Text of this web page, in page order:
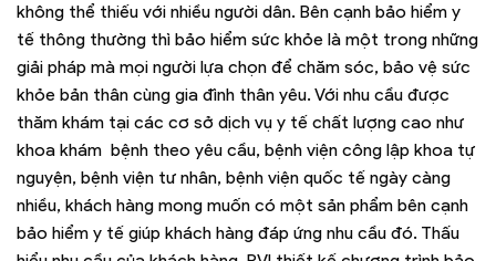
không thể thiếu với nhiều người dân. Bên cạnh bảo hiểm y
tế thông thường thì bảo hiểm sức khỏe là một trong những
giải pháp mà mọi người lựa chọn để chăm sóc, bảo vệ sức
khỏe bản thân cùng gia đình thân yêu. Với nhu cầu được
thăm khám tại các cơ sở dịch vụ y tế chất lượng cao như
khoa khám bệnh theo yêu cầu, bệnh viện công lập khoa tự
nguyện, bệnh viện tư nhân, bệnh viện quốc tế ngày càng
nhiều, khách hàng mong muốn có một sản phẩm bên cạnh
bảo hiểm y tế giúp khách hàng đáp ứng nhu cầu đó. Thấu